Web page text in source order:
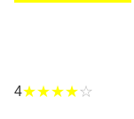
4★★★★☆